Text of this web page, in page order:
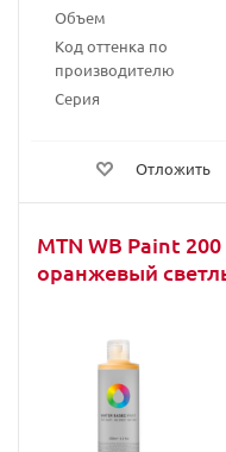
Объем
Код оттенка по
производителю
Серия
Отложить
MTN WB Paint
оранжевый